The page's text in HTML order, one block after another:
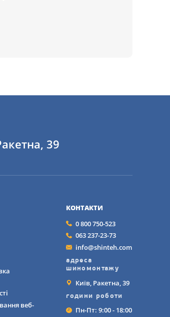
39
веб-
КОНТАКТИ
0 800 750-523
063 237-23-73
info@shinteh.com
адреса
шиномонтажу
Київ, Ракетна, 39
години роботи
Пн-Пт: 9:00 - 18:00